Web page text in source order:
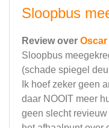
Sloopbus
Review over Oscar
Sloopbus
(schade spiegel
Ik hoef zeker geen
daar NOOIT meer
geen slecht